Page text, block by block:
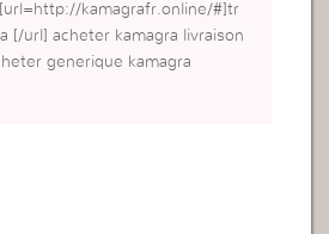
kamagrafr.online/#]tr
[/url] acheter kamagra livraison
generique kamagra